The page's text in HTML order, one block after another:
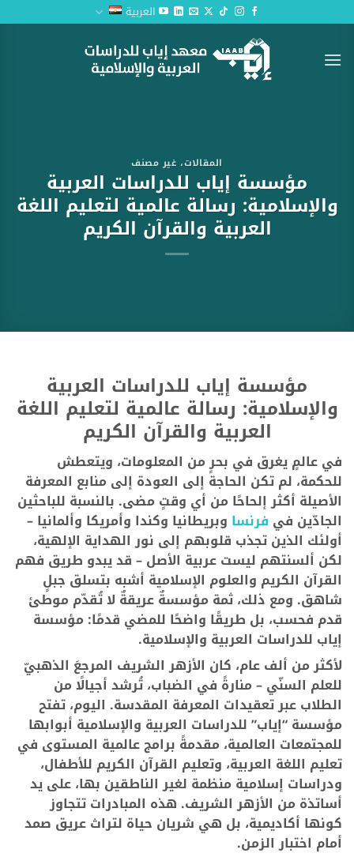
للمحتوى
العربية
المقالات، غير مصنف
مؤسسة إياب للدراسات العربية
والإسلامية: رسالة عالمية لتعليم اللغة
العربية والقرآن الكريم
مؤسسة إياب للدراسات العربية
والإسلامية: رسالة عالمية لتعليم اللغة
العربية والقرآن الكريم
في عالمٍ يغرق في بحرٍ من المعلومات، ويتعطش
للحكمة، لم تكن الحاجة إلى العودة إلى منابع المعرفة
الأصيلة أكثر إلحاحًا من أي وقتٍ مضى. بالنسبة للباحثين
الجادّين في فرنسا وبريطانيا وكندا وأمريكا وألمانيا –
أولئك الذين تجذب قلوبهم إلى نور الهداية الإلهية،
لكن ألسنتهم ليست عربية الأصل – قد يبدو طريق فهم
القرآن الكريم والعلوم الإسلامية أشبه بتسلق جبلٍ
شاهق. ومع ذلك، ثمة مؤسسةٌ عريقةٌ لا تُقدّم موطئ
قدم فحسب، بل طريقًا واضحًا للمضي قدمًا: مؤسسة
إياب للدراسات العربية والإسلامية.
لأكثر من ألف عام، كان الأزهر الشريف المرجعَ الذهبيّ
للعلم السنّي – منارةً في الضباب، تُرشد أجيالًا من
الطلاب عبر تعقيدات المعرفة المقدسة. اليوم، تفتح
مؤسسة “إياب” للدراسات العربية والإسلامية أبوابها
للمجتمعات العالمية، مقدمةً برامج عالمية المستوى في
تعليم اللغة العربية، وتعليم القرآن الكريم للأطفال،
ودراسات إسلامية منظمة لغير الناطقين بها، على يد
أساتذة من الأزهر الشريف. هذه المبادرات تتجاوز
كونها أكاديمية، بل هي شريان حياة لتراث عريق صمد
أمام اختبار الزمن.